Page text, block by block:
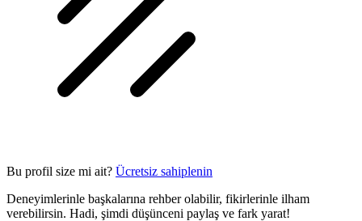
Bu profil size mi ait? Ücretsiz sahiplenin
Deneyimlerinle başkalarına rehber olabilir, fikirlerinle ilham
verebilirsin. Hadi, şimdi düşünceni paylaş ve fark yarat!